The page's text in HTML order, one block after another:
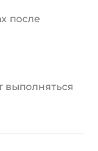
после
выполняться